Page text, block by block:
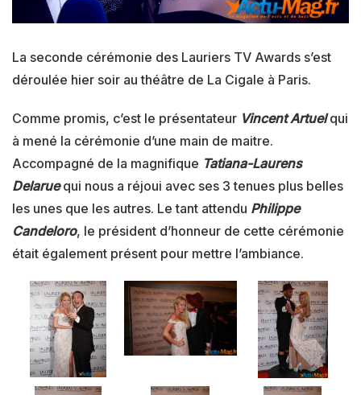
La seconde cérémonie des Lauriers TV Awards s’est
déroulée hier soir au théâtre de La Cigale à Paris.
Comme promis, c’est le présentateur Vincent Artuelqui
à mené la cérémonie d’une main de maitre.
Accompagné de la magnifique Tatiana-Laurens
Delaruequi nous a réjoui avec ses 3 tenues plus belles
les unes que les autres. Le tant attendu Philippe
Candeloro, le président d’honneur de cette cérémonie
était également présent pour mettre l’ambiance.